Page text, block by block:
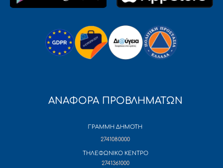
ΑΝΑΦΟΡΑ ΠΡΟΒΛΗΜΑΤΩΝ
ΓΡΑΜΜΗ ΔΗΜΟΤΗ
2741080000
ΤΗΛΕΦΩΝΙΚΟ ΚΕΝΤΡΟ
2741361000